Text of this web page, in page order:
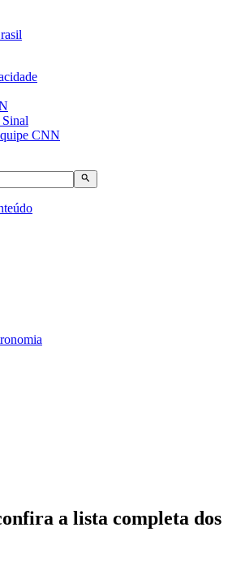
CNN
a lista completa dos